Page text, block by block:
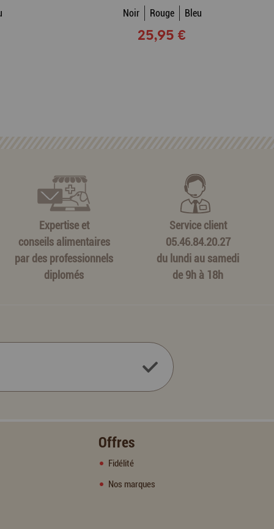
Noir Rouge Bleu
25,95 €
Expertise et
conseils alimentaires
par des professionnels
diplomés
Service client
05.46.84.20.27
du lundi au samedi
de 9h à 18h
Offres
Fidélité
Nos marques